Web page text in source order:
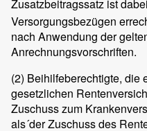
Zusatzbeitragssatz ist
Versorgungsbezügen
nach Anwendung der
Anrechnungsvorschriften.
(2) Beihilfeberechtigte, die
gesetzlichen
Zuschuss zum
als´der Zuschuss des